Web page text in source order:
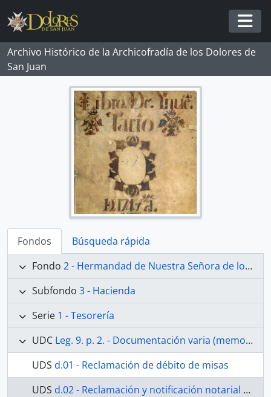
Skip to main content
Archivo Histórico de la Archicofradía de los Dolores de
San Juan
Fondos
Búsqueda rápida
Fondo 2 - Hermandad de Nuestra Señora de los Dolores
Subfondo 3 - Hacienda
Serie 1 - Tesorería
UDC Leg. 9. p. 2. - Documentación varia (memorias y pleitos) sobre un censo de 1.000 ducados para misas en el altar de Ntra. Sra. de los Dolores, dejado por el presbítero Don Luís Swerts
UDS d.01 - Reclamación de débito de misas
UDS d.02 - Reclamación y notificación notarial de débito de misas